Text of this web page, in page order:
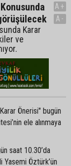
Karar
ve
A+
A-
Önerisi" bugün
ele alınmaya
saat 10.30’da
Öztürk’ün